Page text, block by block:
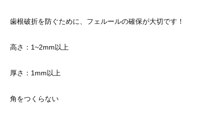
歯根破折を防ぐために、フェルールの確保が大切です！
高さ：1~2mm以上
厚さ：1mm以上
角をつくらない